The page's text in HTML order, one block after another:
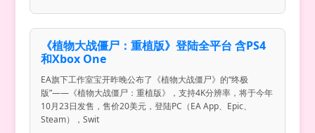
《植物大战僵尸：重植版》登陆全平台 含PS4
和Xbox One
EA旗下工作室宝开昨晚公布了《植物大战僵尸》的“终极
版”——《植物大战僵尸：重植版》，支持4K分辨率，将于今年
10月23日发售，售价20美元，登陆PC（EA App、Epic、
Steam），Swit